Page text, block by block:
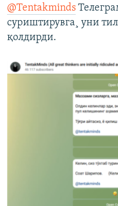
@Tentakminds
суриштирувга¸ уни
қолдирди.